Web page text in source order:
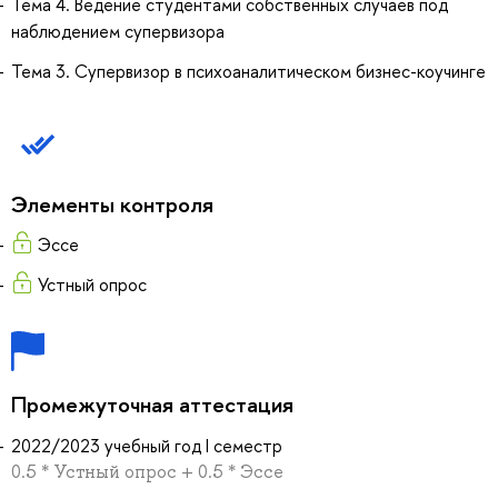
наблюдением супервизора
Тема 3. Супервизор в психоаналитическом бизнес-коучинге
Элементы контроля
Эссе
Устный опрос
Промежуточная аттестация
2022/2023 учебный год I семестр
0.5 * Устный опрос + 0.5 * Эссе